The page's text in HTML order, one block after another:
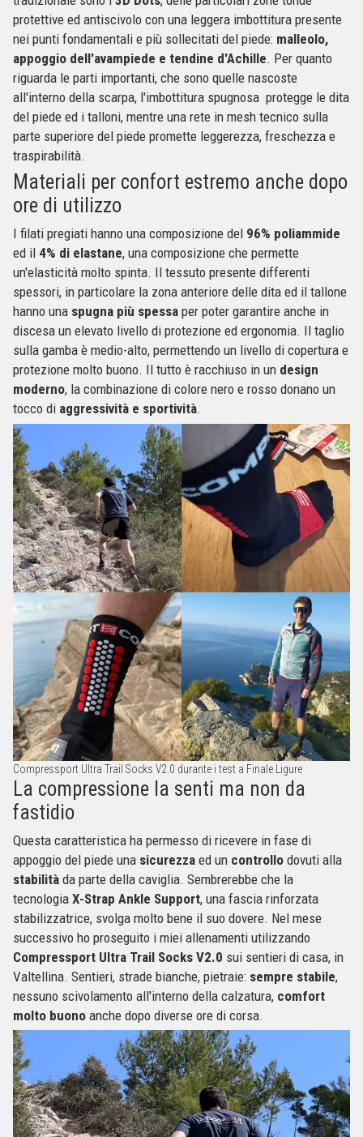
protettive ed antiscivolo con una leggera imbottitura presente
nei punti fondamentali e più sollecitati del piede: malleolo,
appoggio dell'avampiede e tendine d'Achille. Per quanto
riguarda le parti importanti, che sono quelle nascoste
all'interno della scarpa, l'imbottitura spugnosa protegge le dita
del piede ed i talloni, mentre una rete in mesh tecnico sulla
parte superiore del piede promette leggerezza, freschezza e
traspirabilità.
Materiali per confort estremo anche dopo
ore di utilizzo
I filati pregiati hanno una composizione del 96% poliammide
ed il 4% di elastane, una composizione che permette
un'elasticità molto spinta. Il tessuto presente differenti
spessori, in particolare la zona anteriore delle dita ed il tallone
hanno una spugna più spessa per poter garantire anche in
discesa un elevato livello di protezione ed ergonomia. Il taglio
sulla gamba è medio-alto, permettendo un livello di copertura e
protezione molto buono. Il tutto è racchiuso in un design
moderno, la combinazione di colore nero e rosso donano un
tocco di aggressività e sportività.
Compressport Ultra Trail Socks V2.0 durante i test a Finale Ligure
La compressione la senti ma non da
fastidio
Questa caratteristica ha permesso di ricevere in fase di
appoggio del piede una sicurezza ed un controllo dovuti alla
stabilità da parte della caviglia. Sembrerebbe che la
tecnologia X-Strap Ankle Support, una fascia rinforzata
stabilizzatrice, svolga molto bene il suo dovere. Nel mese
successivo ho proseguito i miei allenamenti utilizzando
Compressport Ultra Trail Socks V2.0 sui sentieri di casa, in
Valtellina. Sentieri, strade bianche, pietraie: sempre stabile,
nessuno scivolamento all'interno della calzatura, comfort
molto buono anche dopo diverse ore di corsa.